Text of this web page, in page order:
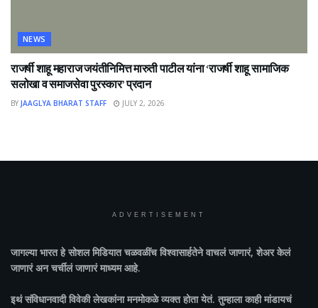
NEWS
राजर्षी शाहू महाराज जयंतीनिमित्त मारुती पाटील यांना ‘राजर्षी शाहू सामाजिक
सलोखा व समाजसेवा पुरस्कार’ प्रदान
BY JAAGLYA BHARAT STAFF JULY 2, 2026
ADVERTISEMENT
जागल्या भारतहे सोशल मिडियात चळवळींच विश्वासार्हतेने वाचलं जाणारं, शेअर केलं
जाणारं अन चर्चीलं जाणारं माध्यम आहे.
इथं संविधानवादी विवेकी लेखकांना मनमोकळे व्यक्त होता येतं. तुम्हाला काही मांडायचं